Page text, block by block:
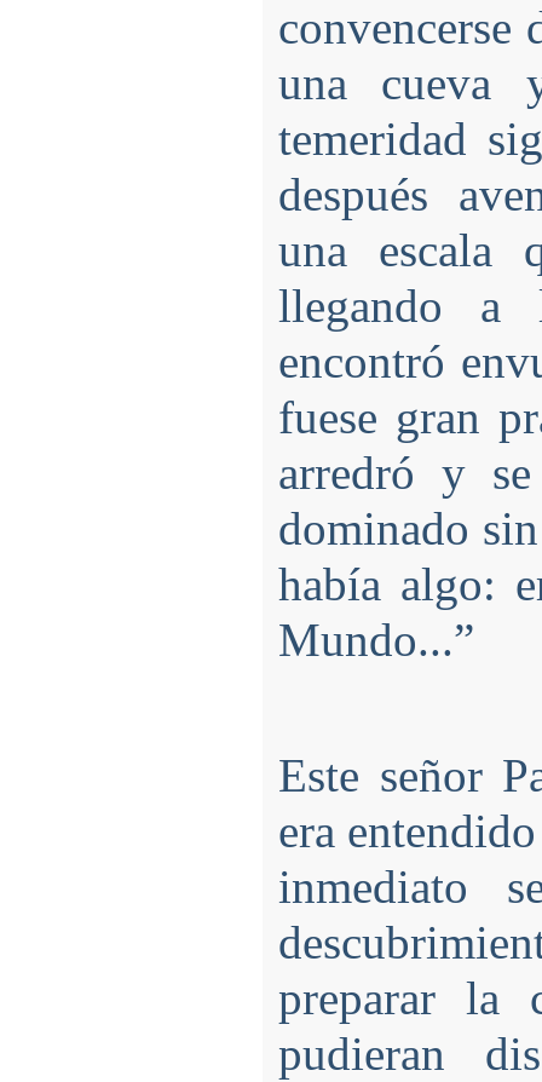
convencerse
una cueva
temeridad
después
una escala
llegando a
encontró
fuese gran
arredró y
dominado
había algo:
Mundo...”
Este señor
era
inmediato
preparar la
pudieran